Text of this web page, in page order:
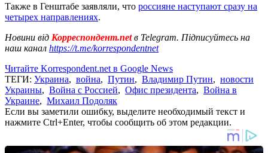
Также в Генштабе заявляли, что россияне наступают сразу на
четырех направлениях.
Новини від Корреспондент.netв Telegram. Підписуйтесь на
наш канал https://t.me/korrespondentnet
Читайте Korrespondent.net в Google News
ТЕГИ: Украина, война, Путин, Владимир Путин, новости
Украины, Война с Россией, Офис президента, Война в
Украине, Михаил Подоляк
Если вы заметили ошибку, выделите необходимый текст и
нажмите Ctrl+Enter, чтобы сообщить об этом редакции.